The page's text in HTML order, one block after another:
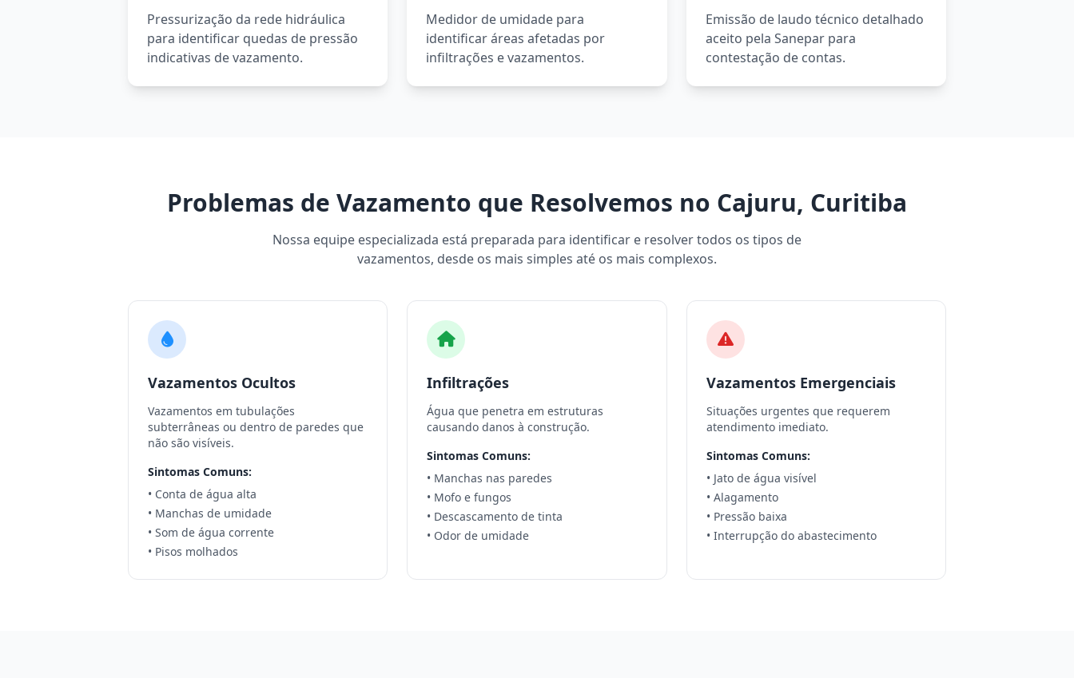
Pressurização da rede hidráulica
para identificar quedas de pressão
indicativas de vazamento.
Medidor de umidade para
identificar áreas afetadas por
infiltrações e vazamentos.
Emissão de laudo técnico detalhado
aceito pela Sanepar para
contestação de contas.
Problemas de Vazamento que Resolvemos no Cajuru, Curitiba
Nossa equipe especializada está preparada para identificar e resolver todos os tipos de
vazamentos, desde os mais simples até os mais complexos.
Vazamentos Ocultos
Vazamentos em tubulações
subterrâneas ou dentro de paredes que
não são visíveis.
Sintomas Comuns:
• Conta de água alta
• Manchas de umidade
• Som de água corrente
• Pisos molhados
Infiltrações
Água que penetra em estruturas
causando danos à construção.
Sintomas Comuns:
• Manchas nas paredes
• Mofo e fungos
• Descascamento de tinta
• Odor de umidade
Vazamentos Emergenciais
Situações urgentes que requerem
atendimento imediato.
Sintomas Comuns:
• Jato de água visível
• Alagamento
• Pressão baixa
• Interrupção do abastecimento